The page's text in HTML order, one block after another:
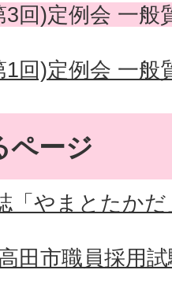
回)定例会 一般
回)定例会 一般
ページ
「やまとたかだ
田市職員採用